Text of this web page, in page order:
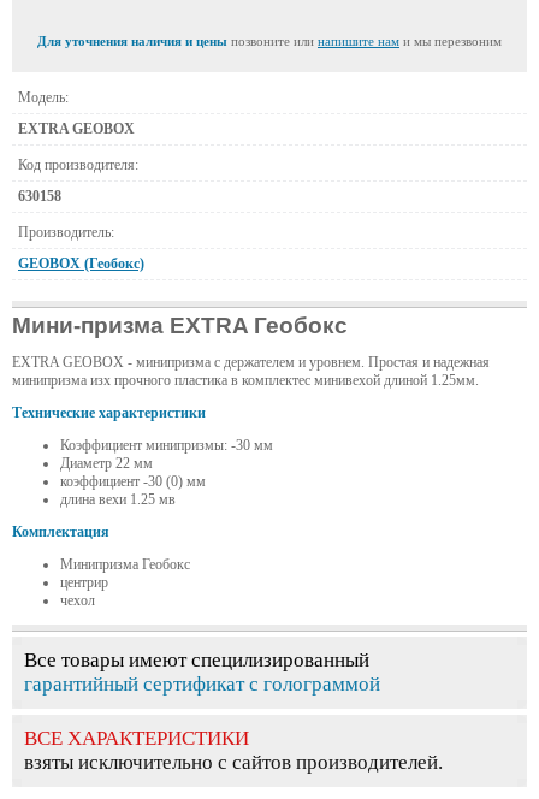
Для уточнения наличия и цены позвоните или напишите нам и мы перезвоним
Модель:
EXTRA GEOBOX
Код производителя:
630158
Производитель:
GEOBOX (Геобокс)
Мини-призма EXTRA Геобокс
EXTRA GEOBOX - минипризма с держателем и уровнем. Простая и надежная
минипризма изх прочного пластика в комплектес минивехой длиной 1.25мм.
Технические характеристики
Коэффициент минипризмы: -30 мм
Диаметр 22 мм
коэффициент -30 (0) мм
длина вехи 1.25 мв
Комплектация
Минипризма Геобокс
центрир
чехол
Все товары имеют специлизированный
гарантийный сертификат с голограммой
ВСЕ ХАРАКТЕРИСТИКИ
взяты исключительно с сайтов производителей.